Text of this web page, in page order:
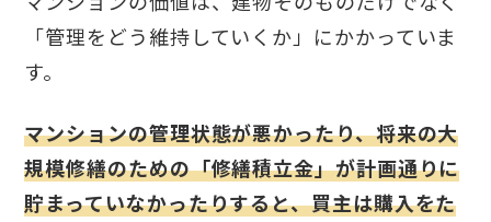
「管理をどう維持していくか」にかかっていま
す。
マンションの管理状態が悪かったり、将来の大
規模修繕のための「修繕積立金」が計画通りに
貯まっていなかったりすると、買主は購入をた